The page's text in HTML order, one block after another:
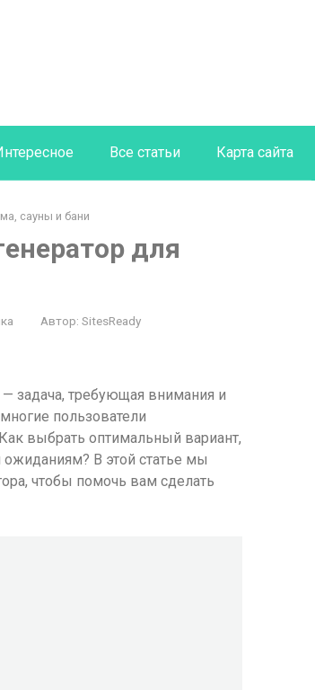
Все статьи Карта сайта
сауны и бани
для
Автор: SitesReady
задача, требующая внимания и
пользователи
выбрать оптимальный вариант,
ожиданиям? В этой статье мы
чтобы помочь вам сделать